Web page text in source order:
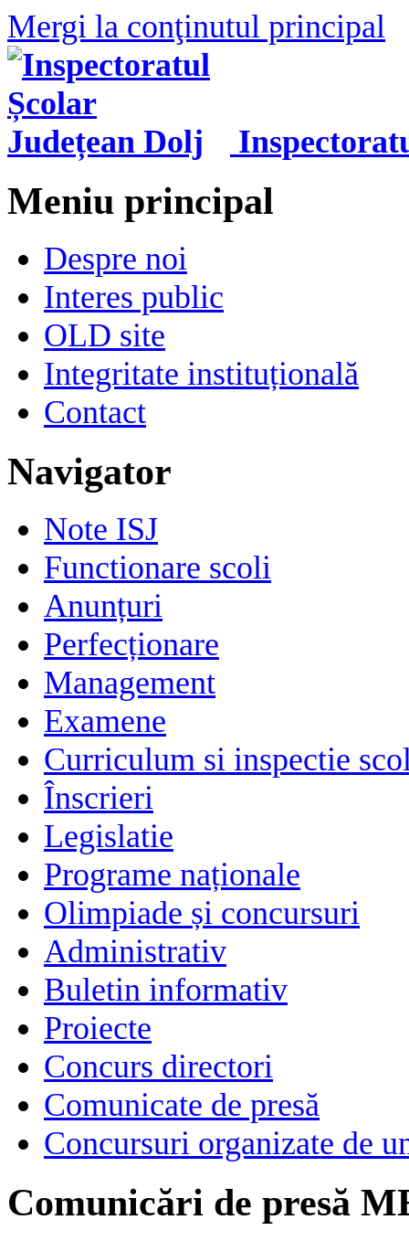
Mergi la conţinutul principal
Meniu principal
Despre noi
Interes public
OLD site
Integritate instituțională
Contact
Navigator
Note ISJ
Functionare scoli
Anunțuri
Perfecționare
Management
Examene
Curriculum si inspectie
Înscrieri
Legislatie
Programe naționale
Olimpiade și concursuri
Administrativ
Buletin informativ
Proiecte
Concurs directori
Comunicate de presă
Concursuri organizate de
Comunicări de presă